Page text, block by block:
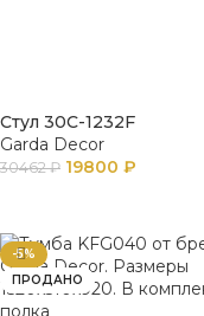
Стул 30C-1232F
Garda Decor
30462₽ 19800 ₽
-5%
ПРОДАНО